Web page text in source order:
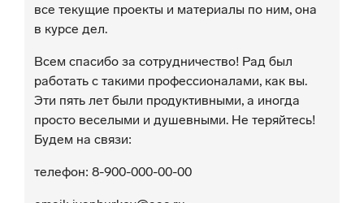
все текущие проекты и материалы по ним, она
в курсе дел.
Всем спасибо за сотрудничество! Рад был
работать с такими профессионалами, как вы.
Эти пять лет были продуктивными, а иногда
просто веселыми и душевными. Не теряйтесь!
Будем на связи:
телефон: 8-900-000-00-00